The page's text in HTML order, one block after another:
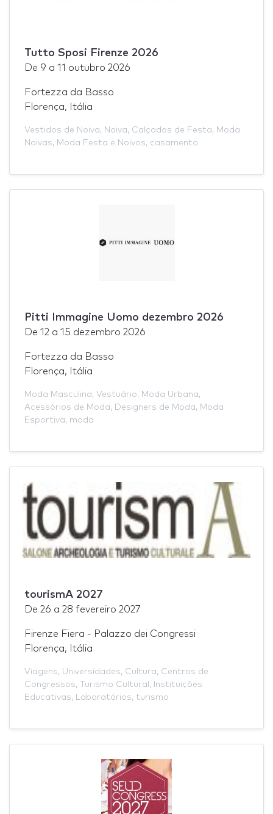
Tutto Sposi Firenze 2026
De 9 a 11 outubro 2026
Fortezza da Basso
Florença, Itália
Vestidos de Noiva, Noiva, Calçados de Festa, Moda
Noivas, Moda Festa e Noivos, casamento
Pitti Immagine Uomo dezembro 2026
De 12 a 15 dezembro 2026
Fortezza da Basso
Florença, Itália
Moda Masculina, Vestuário, Moda Urbana,
Acessórios de Moda, Designers de Moda, Moda
Esportiva, moda
tourismA 2027
De 26 a 28 fevereiro 2027
Firenze Fiera - Palazzo dei Congressi
Florença, Itália
Viagens, Universidades, Cultura, Centros de
Congressos, Turismo Cultural ,
Instituições
Educativas, Laboratórios, turismo